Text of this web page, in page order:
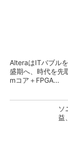
AlteraはITバブル
盛期へ、時代を先
mコア＋FPGA...
ソ
益